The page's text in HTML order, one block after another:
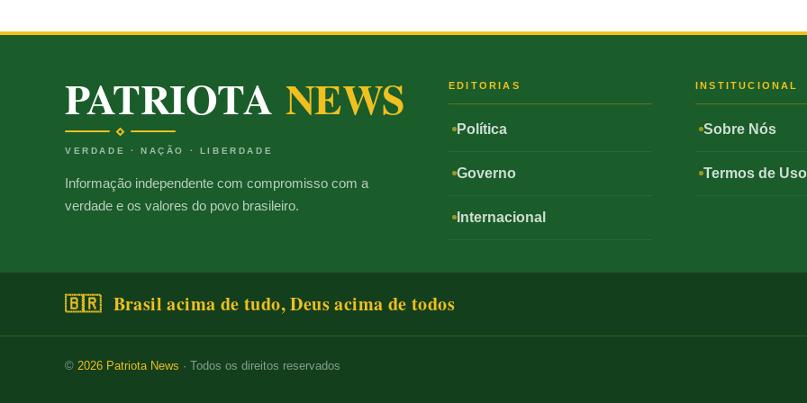
PATRIOTA NEWS
VERDADE · NAÇÃO · LIBERDADE
Informação independente com compromisso com a
verdade e os valores do povo brasileiro.
EDITORIAS
Política
Governo
Internacional
INSTITUCIONAL
Sobre Nós
Termos de Uso
🇧🇷 Brasil acima de tudo, Deus acima de todos
© 2026 Patriota News · Todos os direitos reservados